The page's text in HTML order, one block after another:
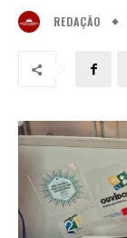
REDAÇÃO